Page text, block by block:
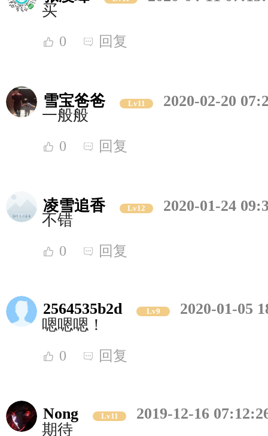
买
0 回复
雪宝爸爸 Lv11
2020-02-20
一般般
0 回复
凌雪追香 Lv12
2020-01-24
不错
0 回复
2564535b2d Lv9
2020-01-05
嗯嗯嗯！
0 回复
Nong Lv11
2019-12-16
期待